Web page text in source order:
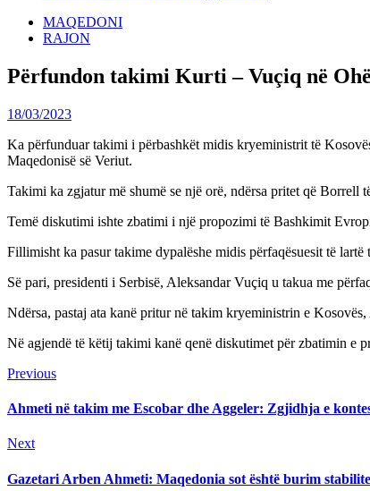
MAQEDONI
RAJON
Përfundon takimi Kurti – Vuçiq në
18/03/2023
Ka përfunduar takimi i përbashkët midis kryeministrit të
Maqedonisë së Veriut.
Takimi ka zgjatur më shumë se një orë, ndërsa pritet që Borrell
Temë diskutimi ishte zbatimi i një propozimi të Bashkimit
Fillimisht ka pasur takime dypalëshe midis përfaqësuesit të
Së pari, presidenti i Serbisë, Aleksandar Vuçiq u takua me
Ndërsa, pastaj ata kanë pritur në takim kryeministrin e
Në agjendë të këtij takimi kanë qenë diskutimet për zbatimin e
Continue
Reading
PreviousPrevious
Ahmeti në takim me Escobar dhe Aggeler: Zgjidhja e
NextNext
Gazetari Arben Ahmeti: Maqedonia sot është burim